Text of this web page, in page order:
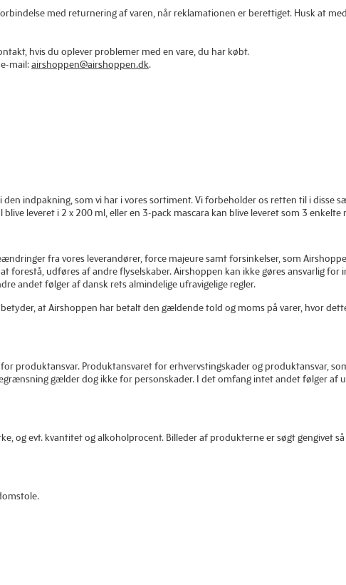
med returnering af varen, når reklamationen er berettiget. Husk at
hvis du oplever problemer med en vare, du har købt.
mail:airshoppen@airshoppen.dk.
indpakning, som vi har i vores sortiment. Vi forbeholder os retten til i disse
leveret i 2 x 200 ml, eller en 3-pack mascara kan blive leveret som 3
fra vores leverandører, force majeure samt forsinkelser, som
forestå, udføres af andre flyselskaber. Airshoppen kan ikke gøres ansvarlig
andet følger af dansk rets almindelige ufravigelige regler.
at Airshoppen har betalt den gældende told og moms på varer, hvor
produktansvar. Produktansvaret for erhvervstingskader og produktansvar,
gælder dog ikke for personskader. I det omfang intet andet følger af
og evt. kvantitet og alkoholprocent. Billeder af produkterne er søgt gengivet